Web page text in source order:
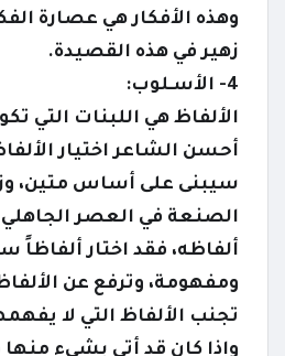
وهذه الأفكار هي عصارة
زهير في هذه القصيدة.
4- الأسـلوب:
الألفاظ هي اللبنات التي
أحسن الشاعر اختيار
سيبنى على أساس متين،
الصنعة في العصر
ألفاظه، فقد اختار ألفاظاً
ومفهومة، وترفع عن
تجنب الألفاظ التي لا
وإذا كان قد أتى بشيء